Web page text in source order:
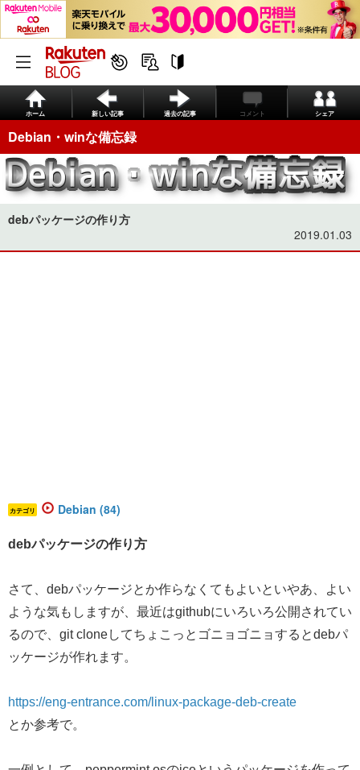
ホーム 新しい記事 過去の記事 コメント シェア
Debian・winな備忘録
debパッケージの作り方
2019.01.03
カテゴリ Debian (84)
debパッケージの作り方
さて、debパッケージとか作らなくてもよいといやあ、よい
ような気もしますが、最近はgithubにいろいろ公開されてい
るので、git cloneしてちょこっとゴニョゴニョするとdebパ
ッケージが作れます。
https://eng-entrance.com/linux-package-deb-create
とか参考で。